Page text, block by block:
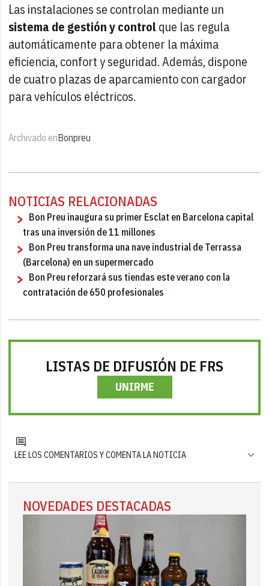
Las instalaciones se controlan mediante un
sistema de gestión y controlque las regula
automáticamente para obtener la máxima
eficiencia, confort y seguridad. Además, dispone
de cuatro plazas de aparcamiento con cargador
para vehículos eléctricos.
Archivado enBonpreu
NOTICIAS RELACIONADAS
Bon Preu inaugura su primer Esclat en Barcelona capital
tras una inversión de 11 millones
Bon Preu transforma una nave industrial de Terrassa
(Barcelona) en un supermercado
Bon Preu reforzará sus tiendas este verano con la
contratación de 650 profesionales
LISTAS DE DIFUSIÓN DE FRS
UNIRME
LEE LOS COMENTARIOS Y COMENTA LA NOTICIA
NOVEDADES DESTACADAS